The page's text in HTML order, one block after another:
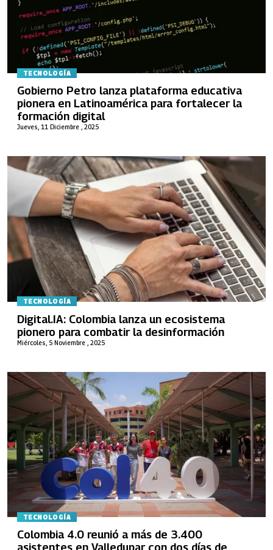
TECNOLOGÍA
Jueves, 11 Diciembre , 2025
Gobierno Petro lanza plataforma educativa
pionera en Latinoamérica para fortalecer la
formación digital
TECNOLOGÍA
Miércoles, 5 Noviembre , 2025
Digital.IA: Colombia lanza un ecosistema
pionero para combatir la desinformación
TECNOLOGÍA
Colombia 4.0 reunió a más de 3.400
asistentes en Valledupar con dos días de